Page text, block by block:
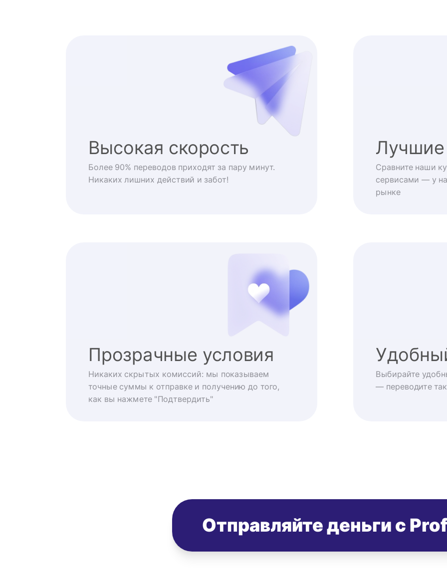
Высокая скорость
Более 90% переводов приходят за пару минут.
Никаких лишних действий и забот!
Сравните наши
сервисами — у
рынке
Прозрачные условия
Никаких скрытых комиссий: мы показываем
точные суммы к отправке и получению до того,
как вы нажмете "Подтвердить"
Выбирайте
— переводите
Отправляйте деньги с